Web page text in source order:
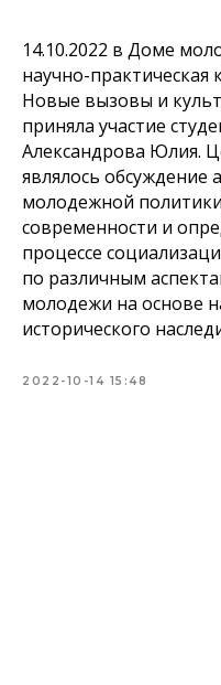
14.10.2022 в Доме
научно-
Новые вызовы и
приняла участие
Александрова Юлия.
являлось обсуждение
молодежной
современности и
процессе
по различным
молодежи на основе
исторического
2022-10-14 15:48